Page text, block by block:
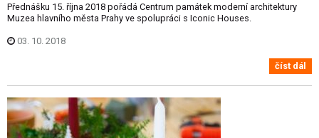
Přednášku 15. října 2018 pořádá Centrum památek moderní architektury
Muzea hlavního města Prahy ve spolupráci s Iconic Houses.
03. 10. 2018
číst dál